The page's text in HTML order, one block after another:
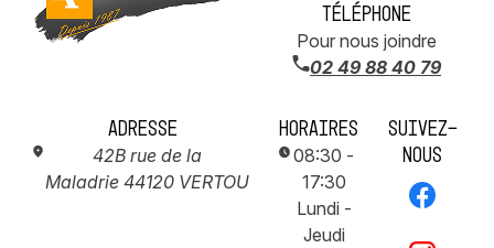
Téléphone
Pour nous joindre
02 49 88 40 79
Adresse
42B rue de la
Maladrie44120 VERTOU
Horaires
08:30 -
17:30
Lundi -
Jeudi
Suivez-
nous